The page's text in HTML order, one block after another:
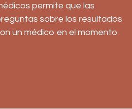
permite que las
sobre los resultados
un médico en el momento